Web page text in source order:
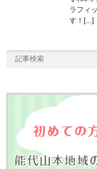
ラフィ
す！[…]